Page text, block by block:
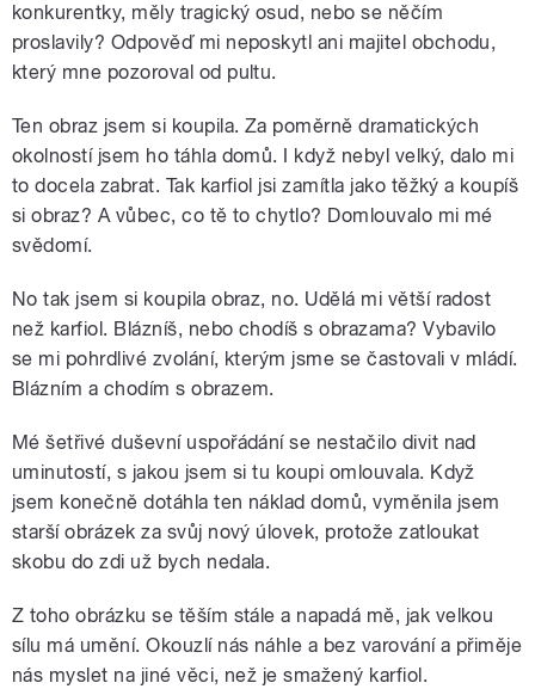
konkurentky, měly tragický osud, nebo se něčím
proslavily? Odpověď mi neposkytl ani majitel obchodu,
který mne pozoroval od pultu.
Ten obraz jsem si koupila. Za poměrně dramatických
okolností jsem ho táhla domů. I když nebyl velký, dalo mi
to docela zabrat. Tak karfiol jsi zamítla jako těžký a koupíš
si obraz? A vůbec, co tě to chytlo? Domlouvalo mi mé
svědomí.
No tak jsem si koupila obraz, no. Udělá mi větší radost
než karfiol. Blázníš, nebo chodíš s obrazama? Vybavilo
se mi pohrdlivé zvolání, kterým jsme se častovali v mládí.
Blázním a chodím s obrazem.
Mé šetřivé duševní uspořádání se nestačilo divit nad
uminutostí, s jakou jsem si tu koupi omlouvala. Když
jsem konečně dotáhla ten náklad domů, vyměnila jsem
starší obrázek za svůj nový úlovek, protože zatloukat
skobu do zdi už bych nedala.
Z toho obrázku se těším stále a napadá mě, jak velkou
sílu má umění. Okouzlí nás náhle a bez varování a přiměje
nás myslet na jiné věci, než je smažený karfiol.